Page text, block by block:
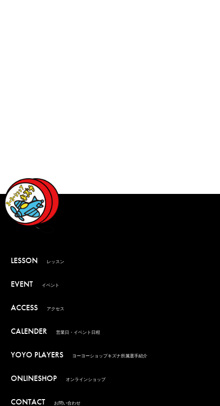
LESSON レッスン
EVENT イベント
ACCESS アクセス
CALENDER 営業日・イベント日程
YOYO PLAYERS ヨーヨーショップキズナ所属選手紹介
ONLINESHOP オンラインショップ
CONTACT お問い合わせ